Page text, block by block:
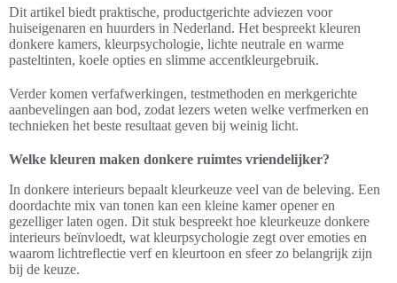
Dit artikel biedt praktische, productgerichte adviezen voor
huiseigenaren en huurders in Nederland. Het bespreekt kleuren
donkere kamers, kleurpsychologie, lichte neutrale en warme
pasteltinten, koele opties en slimme accentkleurgebruik.
Verder komen verfafwerkingen, testmethoden en merkgerichte
aanbevelingen aan bod, zodat lezers weten welke verfmerken en
technieken het beste resultaat geven bij weinig licht.
Welke kleuren maken donkere ruimtes vriendelijker?
In donkere interieurs bepaalt kleurkeuze veel van de beleving. Een
doordachte mix van tonen kan een kleine kamer opener en
gezelliger laten ogen. Dit stuk bespreekt hoe kleurkeuze donkere
interieurs beïnvloedt, wat kleurpsychologie zegt over emoties en
waarom lichtreflectie verf en kleurtoon en sfeer zo belangrijk zijn
bij de keuze.